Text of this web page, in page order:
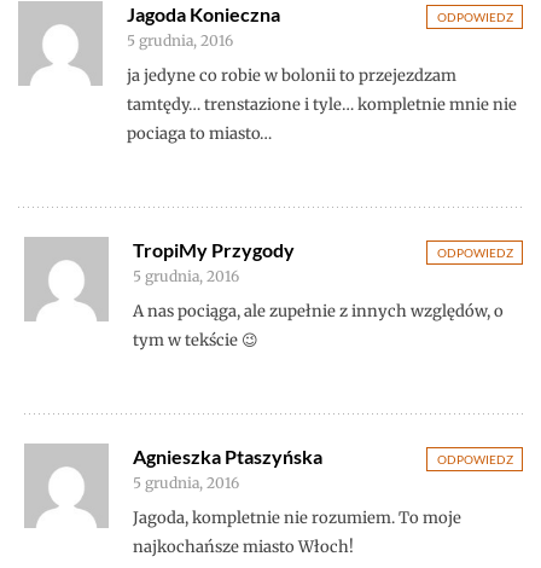
ODPOWIEDZ
Jagoda Konieczna
5 grudnia, 2016
ja jedyne co robie w bolonii to przejezdzam
tamtędy… trenstazione i tyle… kompletnie mnie nie
pociaga to miasto…
ODPOWIEDZ
TropiMy Przygody
5 grudnia, 2016
A nas pociąga, ale zupełnie z innych względów, o
tym w tekście 😉
ODPOWIEDZ
Agnieszka Ptaszyńska
5 grudnia, 2016
Jagoda, kompletnie nie rozumiem. To moje
najkochańsze miasto Włoch!